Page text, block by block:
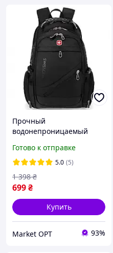
Прочный
водонепроницаемый
стильный практичный
водостойкий рюкзак с
чехлом 8810 Черный
Готово к отправке
5.0 (5)
699₴
1 398 ₴
Купить
Market OPT 93%